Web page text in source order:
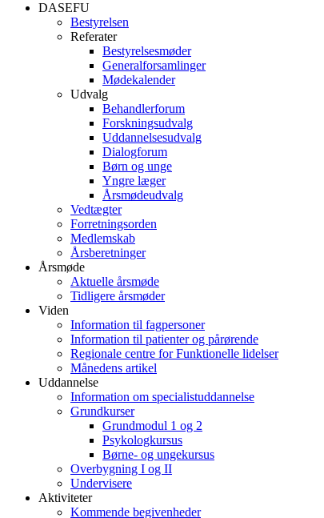
DASEFU
Bestyrelsen
Referater
Bestyrelsesmøder
Generalforsamlinger
Mødekalender
Udvalg
Behandlerforum
Forskningsudvalg
Uddannelsesudvalg
Dialogforum
Børn og unge
Yngre læger
Årsmødeudvalg
Vedtægter
Forretningsorden
Medlemskab
Årsberetninger
Årsmøde
Aktuelle årsmøde
Tidligere årsmøder
Viden
Information til fagpersoner
Information til patienter og pårørende
Regionale centre for Funktionelle lidelser
Månedens artikel
Uddannelse
Information om specialistuddannelse
Grundkurser
Grundmodul 1 og 2
Psykologkursus
Børne- og ungekursus
Overbygning I og II
Undervisere
Aktiviteter
Kommende begivenheder